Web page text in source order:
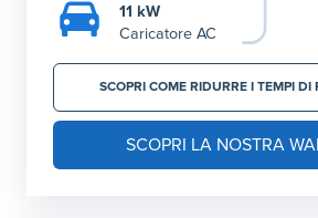
11 kW
Caricatore AC
SCOPRI COME RIDURRE I TEMPI DI
SCOPRI LA NOSTRA